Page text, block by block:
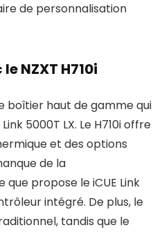
de personnalisation
NZXT H710i
boîtier haut de gamme qui
5000T LX. Le H710i offre
et des options
de la
propose le iCUE Link
intégré. De plus, le
tandis que le